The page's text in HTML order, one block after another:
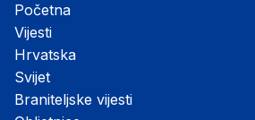
Početna
Vijesti
Hrvatska
Svijet
Braniteljske vijesti